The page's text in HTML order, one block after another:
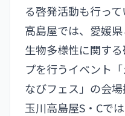
る啓発活動も行っ
高島屋では、愛媛
生物多様性に関す
プを行うイベント
なびフェス」の会場
玉川高島屋S・Cで